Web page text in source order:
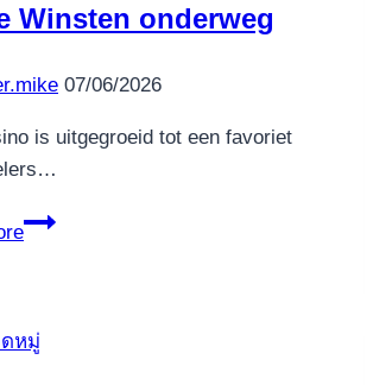
free
no
2023
Southern
Finest
Online
Winsten onderweg
07/06/2026
is uitgegroeid tot een favoriet
CoinCasino
Winsten
หมู่